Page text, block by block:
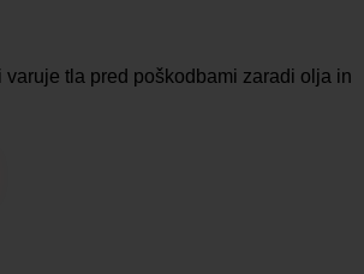
varuje tla pred poškodbami zaradi olja in